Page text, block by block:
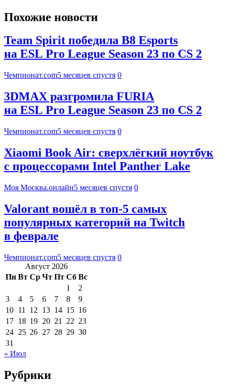
Похожие новости
Team Spirit победила B8 Esports
на ESL Pro League Season 23 по CS 2
Чемпионат.com5 месяцев спустя 0
3DMAX разгромила FURIA
на ESL Pro League Season 23 по CS 2
Чемпионат.com5 месяцев спустя 0
Xiaomi Book Air: сверхлёгкий ноутбук
с процессорами Intel Panther Lake
Моя Москва.онлайн5 месяцев спустя 0
Valorant вошёл в топ-5 самых
популярных категорий на Twitch
в феврале
Чемпионат.com5 месяцев спустя 0
Август 2026
Пн Вт Ср Чт Пт Сб Вс
1
2
3
4 5 6 7 8
9
10 11 12 13 14 15 16
17 18 19 20 21 22 23
24 25 26 27 28 29 30
31
« Июл
Рубрики